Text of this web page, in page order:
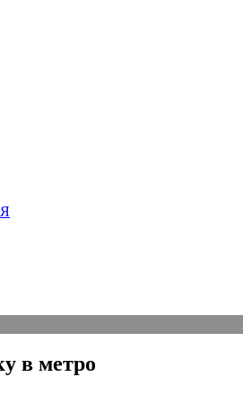
в метро